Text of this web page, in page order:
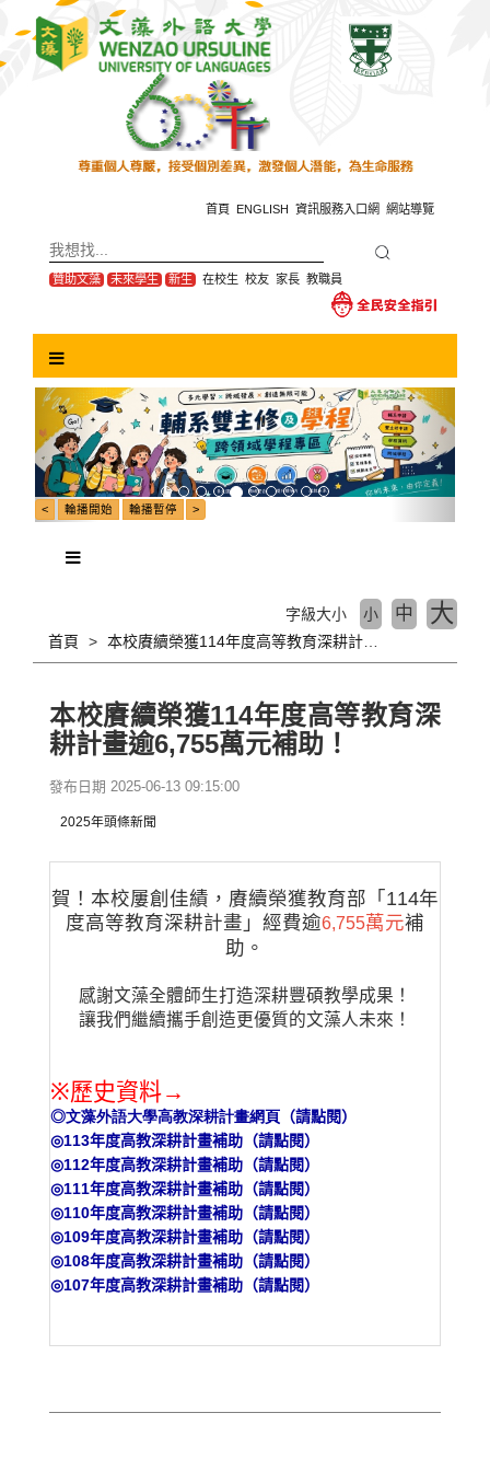
主
首頁 ENGLISH 資訊服務入口網 網站導覽
贊助文藻 未來學生 新生 在校生 校友 家長 教職員
Previous Next
首頁 本校賡續榮獲114年度高等教育深耕計畫逾6,755萬元補助！
字級大小 小 中 大
本校賡續榮獲114年度高等教育深
耕計畫逾6,755萬元補助！
發布日期 2025-06-13 09:15:00
2025年頭條新聞
賀！本校屢創佳績，賡續榮獲教育部「114年
度高等教育深耕計畫」經費逾6,755萬元補
助。
感謝文藻全體師生打造深耕豐碩教學成果！
讓我們繼續攜手創造更優質的文藻人未來！
※歷史資料→
◎文藻外語大學高教深耕計畫網頁 （請點閱）
◎113年度高教深耕計畫補助（請點閱）
◎112年度高教深耕計畫補助（請點閱）
◎111年度高教深耕計畫補助（請點閱）
◎110年度高教深耕計畫補助（請點閱）
◎109年度高教深耕計畫補助（請點閱）
◎108年度高教深耕計畫補助（請點閱）
◎107年度高教深耕計畫補助（請點閱）